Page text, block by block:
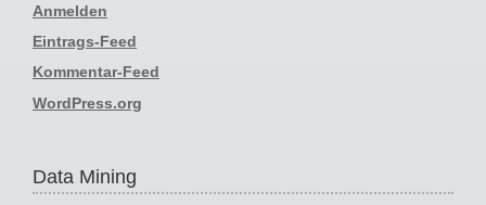
Anmelden
Eintrags-Feed
Kommentar-Feed
WordPress.org
Data Mining